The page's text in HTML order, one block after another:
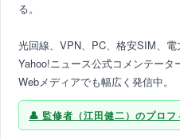
る。
光回線、VPN、PC、格安SIM、電
Yahoo!ニュース公式コメンテータ
Webメディアでも幅広く発信中。
監修者（江田健二）のプロ